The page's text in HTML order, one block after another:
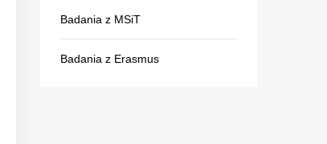
Badania z MSiT
Badania z Erasmus